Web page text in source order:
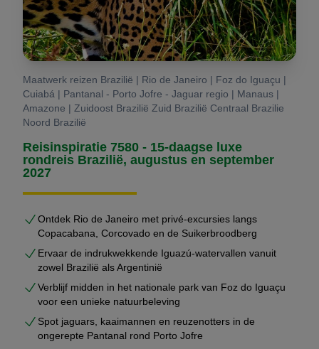
betrouwbare lokale partners
Dit maakt maatwerk bij ons niet alleen persoonlijker,
maar ookveiliger en efficiënter.
Hoe verloopt het proces?
U geeft uw wensen, reisperiode en gezelschap door
past
U ontvangt een persoonlijk uitgewerkte rondreis met
prijzen en alternatieven
Na akkoord verzorgen wij de volledige boeking en
afhandeling
U ontvangt uw voorstel meestal binnen enkele
werkdagen — volledig vrijblijvend.
Niet duurder dan een standaardreis
Maatwerk reizen Brazilië | Rio de Janeiro | Foz do Iguaçu |
Cuiabá | Pantanal - Porto Jofre - Jaguar regio | Manaus |
Amazone | Zuidoost Brazilië Zuid Brazilië Centraal Brazilie
Noord Brazilië
Reisinspiratie 7580 - 15-daagse luxe
rondreis Brazilië, augustus en september
2027
Ontdek Rio de Janeiro met privé-excursies langs
Copacabana, Corcovado en de Suikerbroodberg
Ervaar de indrukwekkende Iguazú-watervallen vanuit
zowel Brazilië als Argentinië
Verblijf midden in het nationale park van Foz do Iguaçu
voor een unieke natuurbeleving
Spot jaguars, kaaimannen en reuzenotters in de
ongerepte Pantanal rond Porto Jofre